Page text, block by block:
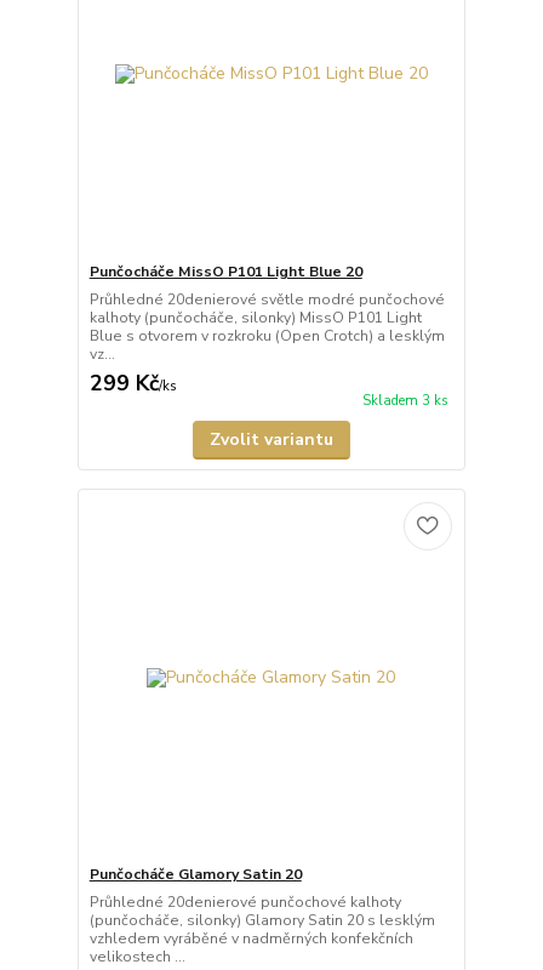
Punčocháče MissO P101 Light Blue 20
Průhledné 20denierové světle modré punčochové
kalhoty (punčocháče, silonky) MissO P101 Light
Blue s otvorem v rozkroku (Open Crotch) a lesklým
vz...
299 Kč/ks
Skladem 3 ks
Zvolit variantu
Punčocháče Glamory Satin 20
Průhledné 20denierové punčochové kalhoty
(punčocháče, silonky) Glamory Satin 20 s lesklým
vzhledem vyráběné v nadměrných konfekčních
velikostech ...